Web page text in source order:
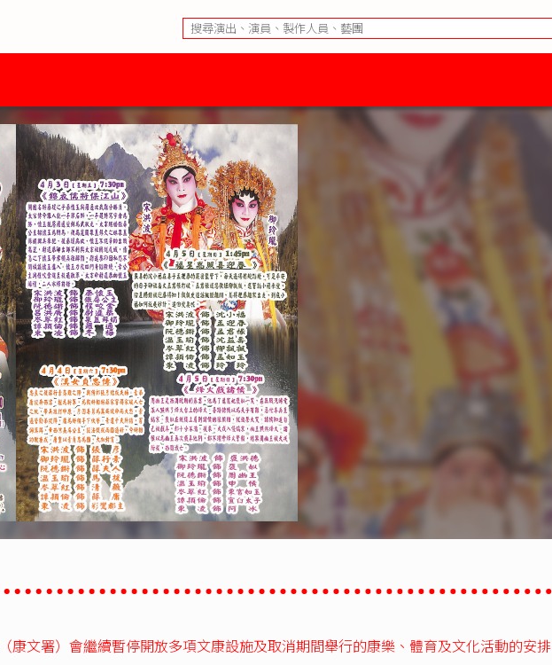
康文署）會繼續暫停開放多項文康設施及取消期間舉行的康樂、體育及文化活動的安排